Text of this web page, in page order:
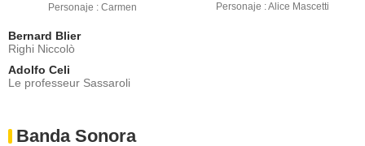
Personaje : Carmen Personaje : Alice Mascetti
Bernard Blier
Righi Niccolò
Adolfo Celi
Le professeur Sassaroli
Banda Sonora